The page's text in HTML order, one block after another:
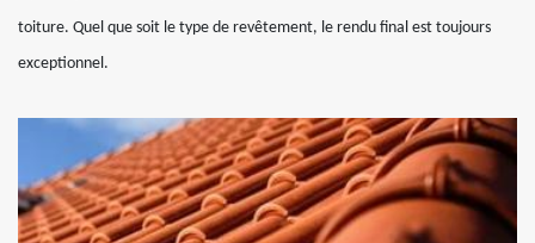
toiture. Quel que soit le type de revêtement, le rendu final est toujours
exceptionnel.